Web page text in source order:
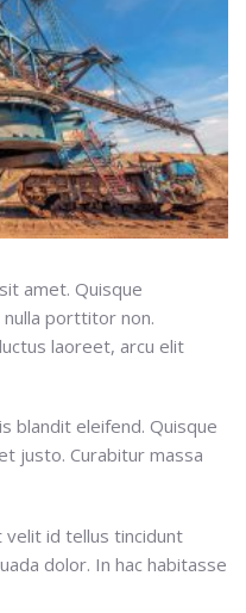
amet. Quisque
porttitor non.
laoreet, arcu elit
blandit eleifend. Quisque
justo. Curabitur massa
velit id tellus tincidunt
dolor. In hac habitasse